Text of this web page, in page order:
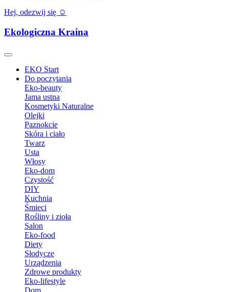
Hej, odezwij się ☺️
Ekologiczna Kraina
EKO Start
Do poczytania
Eko-beauty
Jama ustna
Kosmetyki Naturalne
Olejki
Paznokcie
Skóra i ciało
Twarz
Usta
Włosy
Eko-dom
Czystość
DIY
Kuchnia
Śmieci
Rośliny i zioła
Salon
Eko-food
Diety
Słodycze
Urządzenia
Zdrowe produkty
Eko-lifestyle
Dom